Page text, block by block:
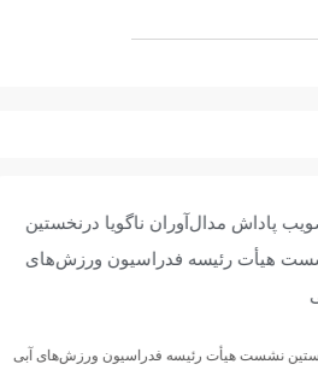
آبی
انتصاب سرپرست کمیته
فدراسیون ورزش‌های آبی
طی حکمی از سوی محسن
ورزش‌های آبی، علی